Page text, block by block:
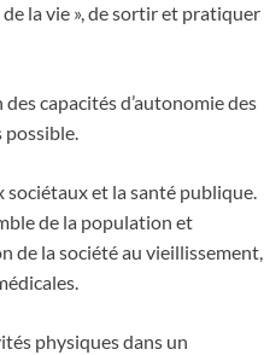
la vie », de sortir et pratiquer
capacités d’autonomie des
possible.
sociétaux et la santé publique.
de la population et
de la société au vieillissement,
physiques dans un